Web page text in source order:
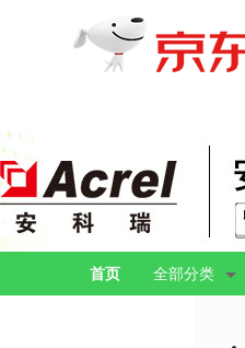
首页 全部分类